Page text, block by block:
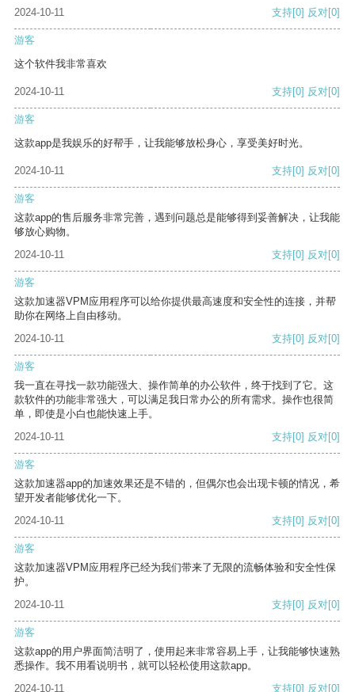
2024-10-11
支持[0] 反对[0]
游客
这个软件我非常喜欢
2024-10-11 支持[0] 反对[0]
游客
这款app是我娱乐的好帮手，让我能够放松身心，享受美好时光。
2024-10-11 支持[0] 反对[0]
游客
这款app的售后服务非常完善，遇到问题总是能够得到妥善解决，让我能
够放心购物。
2024-10-11
支持[0] 反对[0]
游客
这款加速器VPM应用程序可以给你提供最高速度和安全性的连接，并帮
助你在网络上自由移动。
2024-10-11
支持[0] 反对[0]
游客
我一直在寻找一款功能强大、操作简单的办公软件，终于找到了它。这
款软件的功能非常强大，可以满足我日常办公的所有需求。操作也很简
单，即使是小白也能快速上手。
2024-10-11
支持[0] 反对[0]
游客
这款加速器app的加速效果还是不错的，但偶尔也会出现卡顿的情况，希
望开发者能够优化一下。
2024-10-11
支持[0] 反对[0]
游客
这款加速器VPM应用程序已经为我们带来了无限的流畅体验和安全性保
护。
2024-10-11
支持[0] 反对[0]
游客
这款app的用户界面简洁明了，使用起来非常容易上手，让我能够快速熟
悉操作。我不用看说明书，就可以轻松使用这款app。
2024-10-11
支持[0] 反对[0]